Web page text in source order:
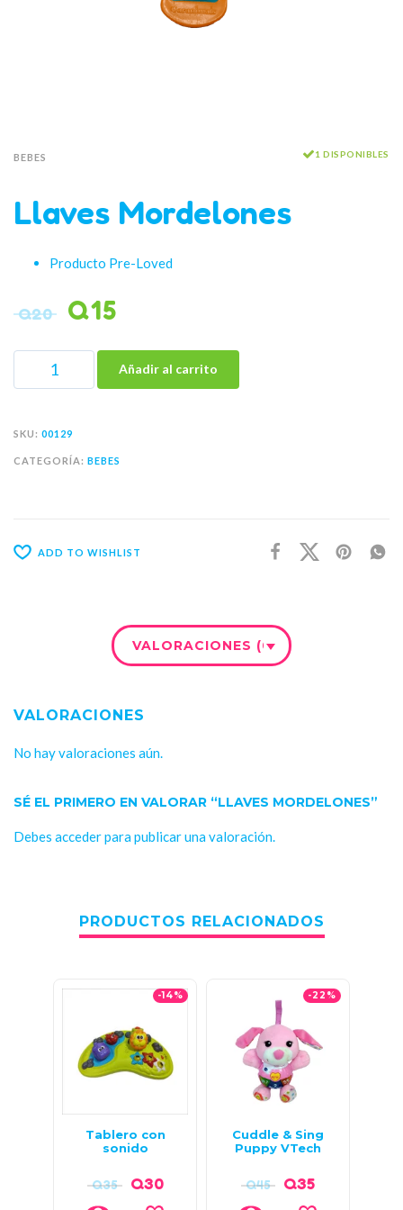
BEBES 1 DISPONIBLES
Llaves Mordelones
Producto Pre-Loved
Q20 Q15
Añadir al carrito
SKU: 00129
CATEGORÍA: BEBES
ADD TO WISHLIST
VALORACIONES (0)
VALORACIONES
No hay valoraciones aún.
SÉ EL PRIMERO EN VALORAR “LLAVES MORDELONES”
Debes accederpara publicar una valoración.
PRODUCTOS RELACIONADOS
-14%
Tablero con
sonido
Q35 Q30
-22%
Cuddle & Sing
Puppy VTech
Q45 Q35